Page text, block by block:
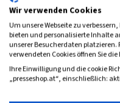
Weitere Wirtschaft-
Wir verwenden Cookies
Um unsere Webseite zu
bieten und personalisierte Inhalte
unserer Besucherdaten
verwendeten Cookies öffnen Sie
Ihre Einwilligung und die cookie
„presseshop.at“, einschließlich: